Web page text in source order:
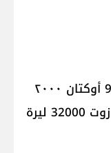
ارتفع سعر صفيحتي البنزين 95 و98 أوكتان ٢٠٠٠
ليرة لبنانية، بينما انخفض سعر المازوت 32000 ليرة